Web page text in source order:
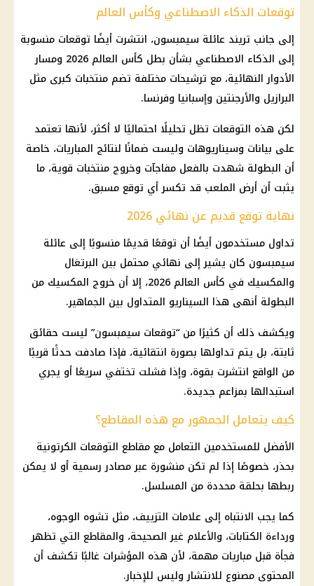
توقعات الذكاء الاصطناعي وكأس العالم
إلى جانب تريند عائلة سيمبسون، انتشرت أيضًا توقعات منسوبة
إلى الذكاء الاصطناعي بشأن بطل كأس العالم 2026
ومسار
الأدوار النهائية، مع ترشيحات مختلفة تضم منتخبات كبرى مثل
البرازيل والأرجنتين وإسبانيا وفرنسا.
لكن هذه التوقعات تظل تحليلًا احتماليًا لا أكثر، لأنها تعتمد
على بيانات وسيناريوهات وليست ضمانًا لنتائج المباريات، خاصة
أن البطولة شهدت بالفعل مفاجآت وخروج منتخبات قوية، ما
يثبت أن أرض الملعب قد تكسر أي توقع مسبق.
نهاية توقع قديم عن نهائي 2026
تداول مستخدمون أيضًا أن توقعًا قديمًا منسوبًا إلى عائلة
سيمبسون كان يشير إلى نهائي محتمل بين البرتغال
والمكسيك في كأس العالم 2026
، إلا أن خروج المكسيك من
البطولة أنهى هذا السيناريو المتداول بين الجماهير.
ويكشف ذلك أن كثيرًا من “توقعات سيمبسون” ليست حقائق
ثابتة، بل يتم تداولها بصورة انتقائية، فإذا صادفت حدثًا قريبًا
من الواقع انتشرت بقوة، وإذا فشلت تختفي سريعًا أو يجري
استبدالها بمزاعم جديدة.
كيف يتعامل الجمهور مع هذه المقاطع؟
الأفضل للمستخدمين التعامل مع مقاطع التوقعات الكرتونية
بحذر، خصوصًا إذا لم تكن منشورة عبر مصادر رسمية أو لا يمكن
ربطها بحلقة محددة من المسلسل.
كما يجب الانتباه إلى علامات التزييف، مثل تشوه الوجوه،
ورداءة الكتابات، والأعلام غير الصحيحة، والمقاطع التي تظهر
فجأة قبل مباريات مهمة، لأن هذه المؤشرات غالبًا تكشف أن
المحتوى مصنوع للانتشار وليس للإخبار.